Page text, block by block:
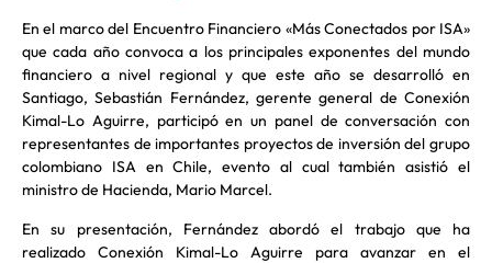
En el marco del Encuentro Financiero «Más Conectados por ISA»
que cada año convoca a los principales exponentes del mundo
financiero a nivel regional y que este año se desarrolló en
Santiago, Sebastián Fernández, gerente general de Conexión
Kimal-Lo Aguirre, participó en un panel de conversación con
representantes de importantes proyectos de inversión del grupo
colombiano ISA en Chile, evento al cual también asistió el
ministro de Hacienda, Mario Marcel.
En su presentación, Fernández abordó el trabajo que ha
realizado Conexión Kimal-Lo Aguirre para avanzar en el